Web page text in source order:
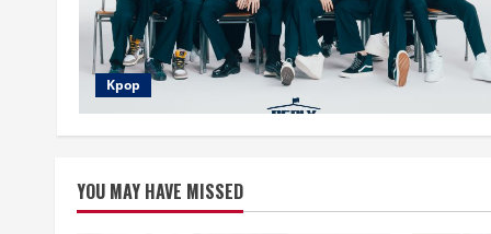
Kpop
YOU MAY HAVE MISSED